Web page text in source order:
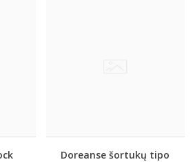
Doreanse šortukų tipo